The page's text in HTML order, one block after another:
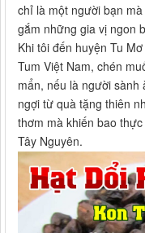
chỉ là một người bạn
gắm những gia vị ngon
Khi tôi đến huyện Tu
Tum Việt Nam, chén
mẩn, nếu là người sành
ngợi từ quà tặng thiên
thơm mà khiến bao
Tây Nguyên.